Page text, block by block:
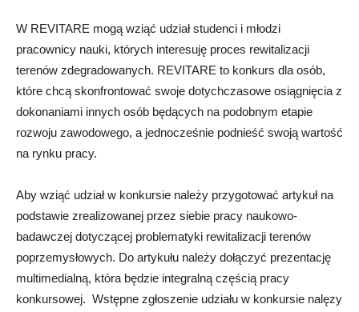
W REVITARE mogą wziąć udział studenci i młodzi
pracownicy nauki, których interesuję proces rewitalizacji
terenów zdegradowanych. REVITARE to konkurs dla osób,
które chcą skonfrontować swoje dotychczasowe osiągnięcia z
dokonaniami innych osób będących na podobnym etapie
rozwoju zawodowego, a jednocześnie podnieść swoją wartość
na rynku pracy.
Aby wziąć udział w konkursie należy przygotować artykuł na
podstawie zrealizowanej przez siebie pracy naukowo-
badawczej dotyczącej problematyki rewitalizacji terenów
poprzemysłowych. Do artykułu należy dołączyć prezentację
multimedialną, która będzie integralną częścią pracy
konkursowej. Wstępne zgłoszenie udziału w konkursie nalęzy